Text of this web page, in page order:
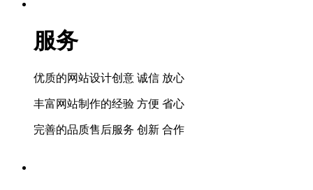
服务
优质的网站设计创意 诚信 放心
丰富网站制作的经验 方便 省心
完善的品质售后服务 创新 合作